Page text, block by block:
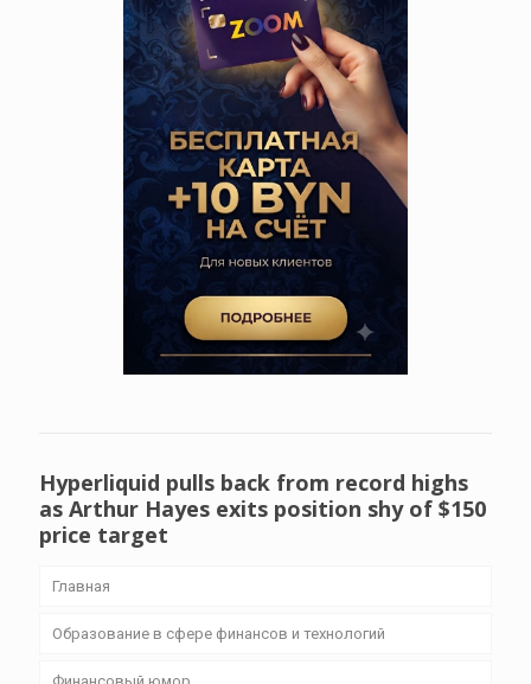
Hyperliquid pulls back from record highs
as Arthur Hayes exits position shy of $150
price target
Главная
Образование в сфере финансов и технологий